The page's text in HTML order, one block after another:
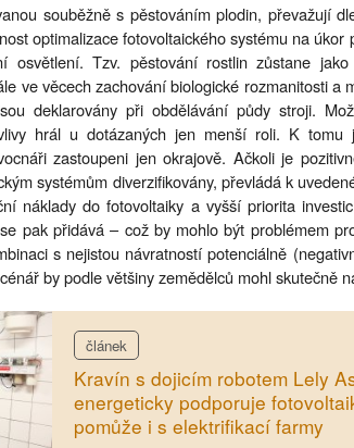
souběžně s pěstováním plodin, převažují
optimalizace fotovoltaického systému na úkor
osvětlení. Tzv. pěstování rostlin zůstane
ve věcech zachování biologické rozmanitosti a
deklarovány při obdělávání půdy stroji.
hrál u dotázaných jen menší roli. K
zastoupeni jen okrajově. Ačkoli je
systémům diverzifikovány, převládá k
náklady do fotovoltaiky a vyšší priorita
pak přidává – což by mohlo být problémem
s nejistou návratností potenciálně
by podle většiny zemědělců mohl skutečně
článek
Kravín s dojicím robotem Lely
energeticky podporuje
pomůže i s elektrifikací farmy